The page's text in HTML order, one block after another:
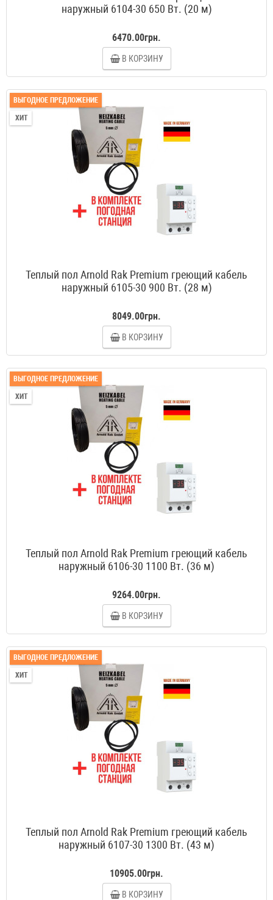
наружный 6104-30 650 Вт. (20 м)
6470.00грн.
В КОРЗИНУ
ВЫГОДНОЕ ПРЕДЛОЖЕНИЕ
ХИТ
Теплый пол Arnold Rak Premium греющий кабель
наружный 6105-30 900 Вт. (28 м)
8049.00грн.
В КОРЗИНУ
ВЫГОДНОЕ ПРЕДЛОЖЕНИЕ
ХИТ
Теплый пол Arnold Rak Premium греющий кабель
наружный 6106-30 1100 Вт. (36 м)
9264.00грн.
В КОРЗИНУ
ВЫГОДНОЕ ПРЕДЛОЖЕНИЕ
ХИТ
Теплый пол Arnold Rak Premium греющий кабель
наружный 6107-30 1300 Вт. (43 м)
10905.00грн.
В КОРЗИНУ